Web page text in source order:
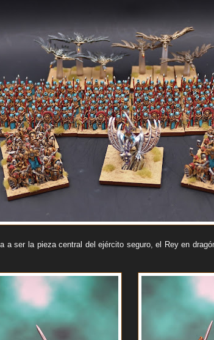
a ser la pieza central del ejército seguro, el Rey en